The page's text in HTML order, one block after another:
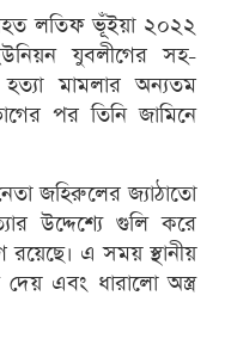
লতিফ ভূঁইয়া ২০২২
যুবলীগের সহ-
মামলার অন্যতম
পর তিনি জামিনে
জহিরুলের জ্যাঠাতো
উদ্দেশ্যে গুলি করে
রয়েছে। এ সময় স্থানীয়
এবং ধারালো অস্ত্র